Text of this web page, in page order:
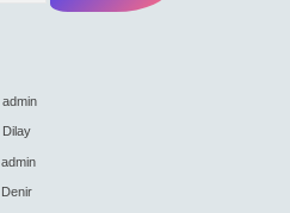
admin
Dilay
admin
Denir